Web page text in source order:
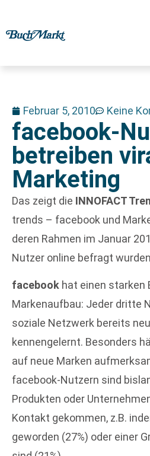
Februar 5, 2010 Keine
facebook-
betreiben
Marketing
Das zeigt die INNOFACT
trends – facebook und
deren Rahmen im Januar
Nutzer online befragt
facebook hat einen starken
Markenaufbau: Jeder dritte
soziale Netzwerk bereits
kennengelernt. Besonders
auf neue Marken
facebook-Nutzern sind
Produkten oder
Kontakt gekommen, z.B.
geworden (27%) oder einer